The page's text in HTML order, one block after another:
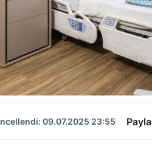
09.07.2025 23:55